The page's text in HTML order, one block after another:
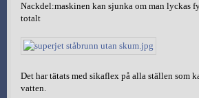
Nackdel:maskinen kan sjunka om man lyckas
totalt
Det har tätats med sikaflex på alla ställen som
vatten.